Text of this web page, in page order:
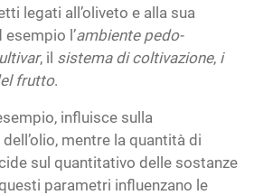
legati all’oliveto e alla sua
l’ambiente pedo-
, il sistema di coltivazione, i
frutto.
influisce sulla
mentre la quantità di
sul quantitativo delle sostanze
parametri influenzano le